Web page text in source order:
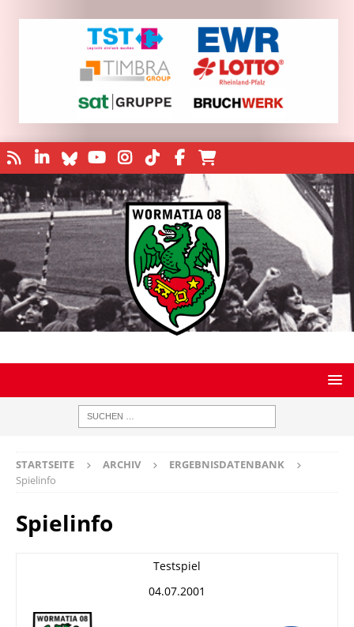
STARTSEITE ARCHIV
ERGEBNISDATENBANK
Spielinfo
Spielinfo
Testspiel
04.07.2001